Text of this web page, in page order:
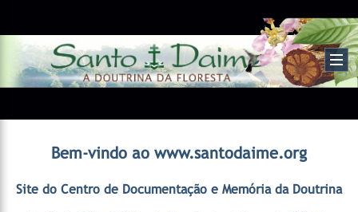
Bem-vindo ao www.santodaime.org
Site do Centro de Documentação e Memória da Doutrina